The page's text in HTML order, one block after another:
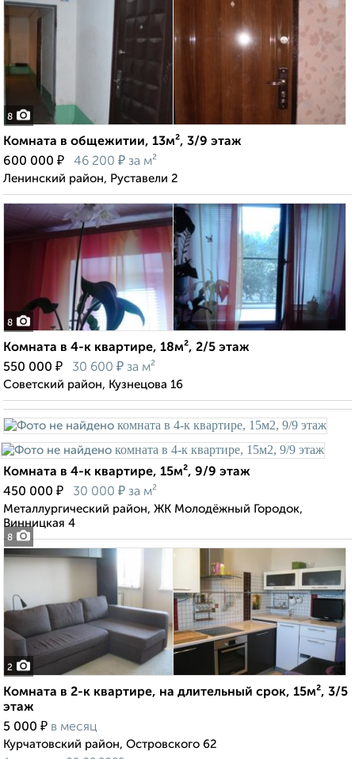
8
Комната в общежитии, 13м², 3/9 этаж
600 000 ₽ 46 200 ₽ за м²
Ленинский район, Руставели 2
8
Комната в 4-к квартире, 18м², 2/5 этаж
550 000 ₽ 30 600 ₽ за м²
Советский район, Кузнецова 16
8
Комната в 4-к квартире, 15м², 9/9 этаж
450 000 ₽ 30 000 ₽ за м²
Металлургический район, ЖК Молодёжный Городок,
Винницкая 4
2
Комната в 2-к квартире, на длительный срок, 15м², 3/5
этаж
5 000 ₽ в месяц
Курчатовский район, Островского 62